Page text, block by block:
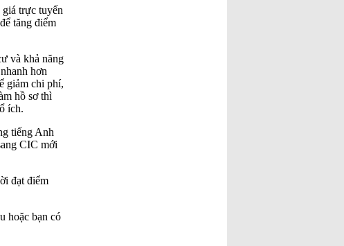
trực tuyến
tăng điểm
và khả năng
hơn
giảm chi phí,
hồ sơ thì
ích.
tiếng Anh
CIC mới
đạt điểm
hoặc bạn có